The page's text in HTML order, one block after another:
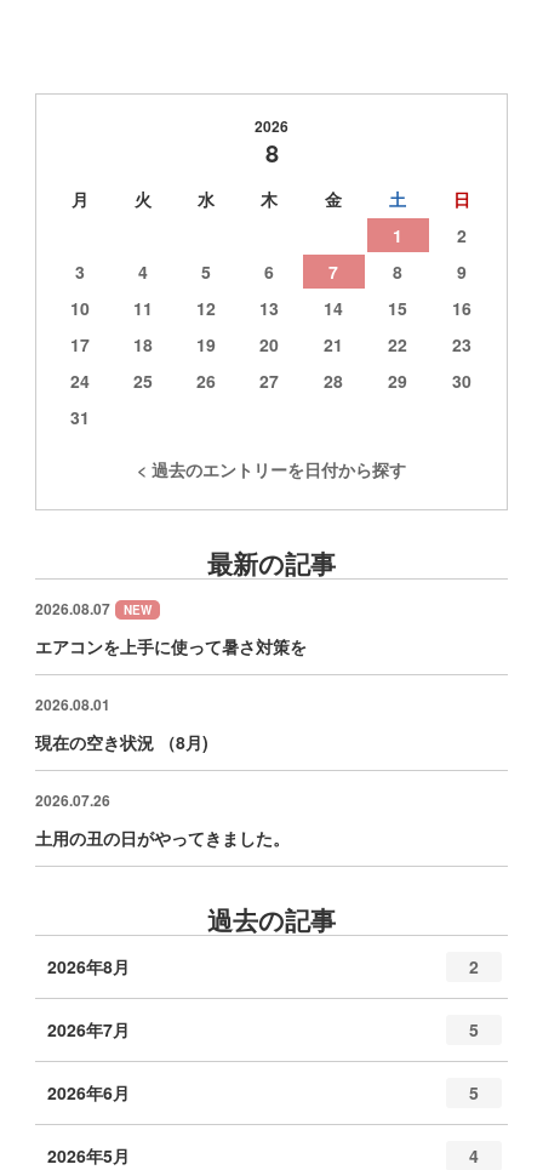
2026
8
月 火 水 木 金 土
日
1
2
3
4 5 6 7 8
9
10
11 12 13 14 15
16
17
18 19 20 21 22
23
24
25 26 27 28 29
30
31
< 過去のエントリーを日付から探す
最新の記事
2026.08.07 NEW
エアコンを上手に使って暑さ対策を
2026.08.01
現在の空き状況 （8月)
2026.07.26
土用の丑の日がやってきました。
過去の記事
2026年8月 2
2026年7月 5
2026年6月 5
2026年5月 4